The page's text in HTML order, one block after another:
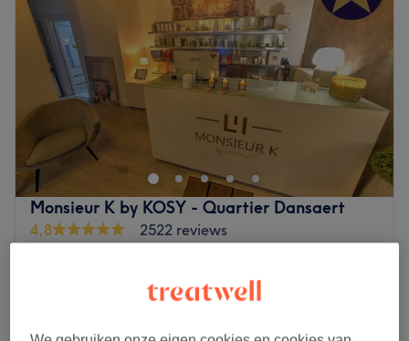
Monsieur K by KOSY - Quartier Dansaert
4,8
2522 reviews
100% Naturelle au Miel